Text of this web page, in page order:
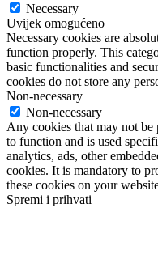
Necessary
Uvijek omogućeno
Necessary cookies are
function properly. This
basic functionalities and
cookies do not store any
Non-necessary
Non-necessary
Any cookies that may not be
to function and is used
analytics, ads, other
cookies. It is mandatory to
these cookies on your
Spremi i prihvati